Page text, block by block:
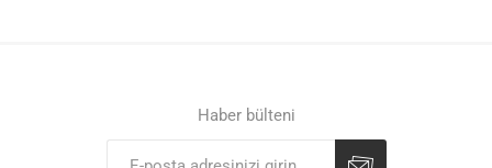
Haber bülteni